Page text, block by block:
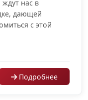
нас в
дающей
с этой
Подробнее